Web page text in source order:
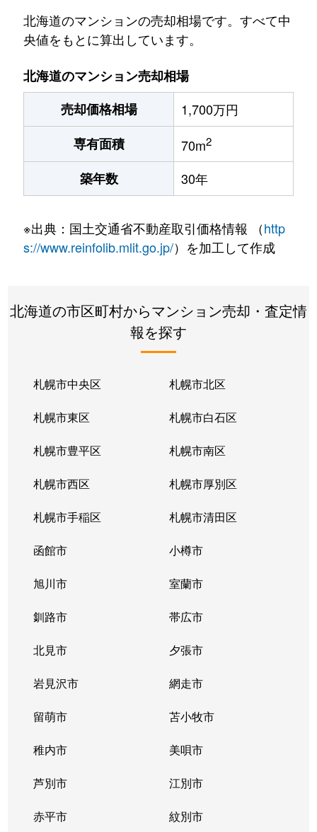
北海道のマンションの売却相場です。すべて中
央値をもとに算出しています。
北海道のマンション売却相場
売却価格相場
1,700万円
専有面積
70m2
築年数 30年
※出典：国土交通省不動産取引価格情報 （http
s://www.reinfolib.mlit.go.jp/）を加工して作成
北海道の市区町村からマンション売却・査定情
報を探す
札幌市中央区 札幌市北区
札幌市東区 札幌市白石区
札幌市豊平区 札幌市南区
札幌市西区 札幌市厚別区
札幌市手稲区 札幌市清田区
函館市 小樽市
旭川市 室蘭市
釧路市 帯広市
北見市 夕張市
岩見沢市 網走市
留萌市 苫小牧市
稚内市 美唄市
芦別市 江別市
赤平市 紋別市